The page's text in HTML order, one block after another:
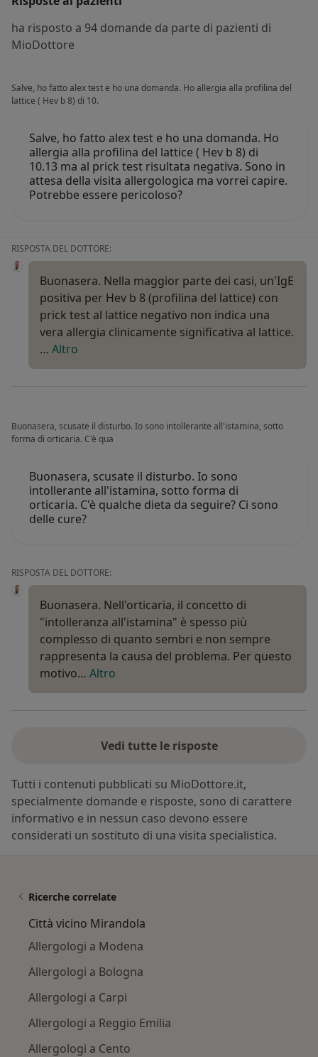
ha risposto a 94 domande da parte di pazienti di
MioDottore
Salve, ho fatto alex test e ho una domanda. Ho allergia alla profilina del
lattice ( Hev b 8) di 10.
Salve, ho fatto alex test e ho una domanda. Ho
allergia alla profilina del lattice ( Hev b 8) di
10.13 ma al prick test risultata negativa. Sono in
attesa della visita allergologica ma vorrei capire.
Potrebbe essere pericoloso?
RISPOSTA DEL DOTTORE:
Buonasera. Nella maggior parte dei casi, un'IgE
positiva per Hev b 8 (profilina del lattice) con
prick test al lattice negativo non indica una
vera allergia clinicamente significativa al lattice.
… Altro
Buonasera, scusate il disturbo. Io sono intollerante all'istamina, sotto
forma di orticaria. C'è qua
Buonasera, scusate il disturbo. Io sono
intollerante all'istamina, sotto forma di
orticaria. C'è qualche dieta da seguire? Ci sono
delle cure?
RISPOSTA DEL DOTTORE:
Buonasera. Nell'orticaria, il concetto di
"intolleranza all'istamina" è spesso più
complesso di quanto sembri e non sempre
rappresenta la causa del problema. Per questo
motivo… Altro
Vedi tutte le risposte
Tutti i contenuti pubblicati su MioDottore.it,
specialmente domande e risposte, sono di carattere
informativo e in nessun caso devono essere
considerati un sostituto di una visita specialistica.
Ricerche correlate
Città vicino Mirandola
Allergologi a Modena
Allergologi a Bologna
Allergologi a Carpi
Allergologi a Reggio Emilia
Allergologi a Cento